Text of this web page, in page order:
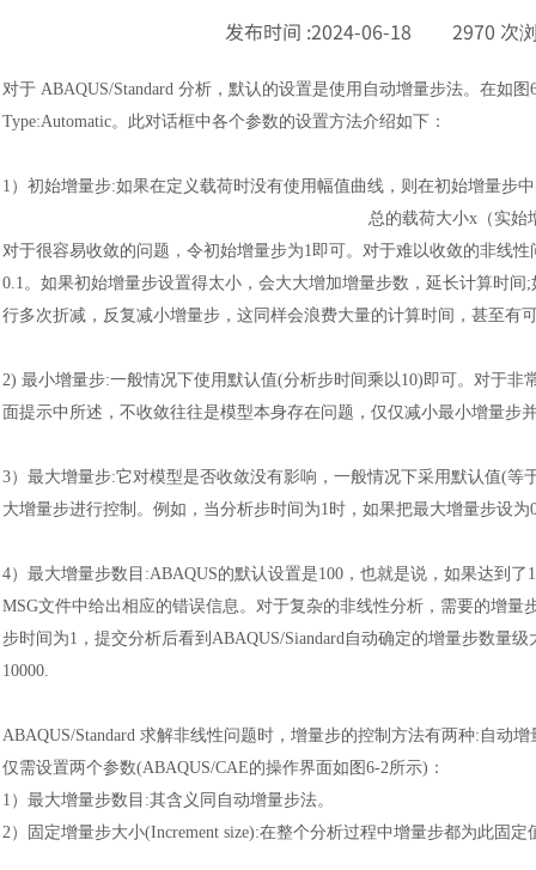
发布时间 :2024-06-18 2970 次
对于 ABAQUS/Standard 分析，默认的设置是使用自动增量步法。在如
Type:Automatic。此对话框中各个参数的设置方法介绍如下 ：
1） 初始增量步:如果在定义载荷时没有使用幅值曲线，则在初始增量步
总的载荷大小x （ 实始
对于很容易收敛的问题，令初始增量步为1即可。对于难以收敛的非线
0.1。如果初始增量步设置得太小，会大大增加增量步数，延长计算时
行多次折减，反复减小增量步，这同样会浪费大量的计算时间，甚至有
2) 最小增量步:一般情况下使用默认值(分析步时间乘以10)即可。对于
面提示中所述，不收敛往往是模型本身存在问题，仅仅减小最小增量步
3） 最大增量步:它对模型是否收敛没有影响，一般情况下采用默认值(
大增量步进行控制。例如，当分析步时间为1时，如果把最大增量步设
4） 最大增量步数目 :ABAQUS的默认设置是100，也就是说，如果达到
MSG文件中给出相应的错误信息。对于复杂的非线性分析，需要的增
步时间为1，提交分析后看到ABAQUS/Siandard自动确定的增量步数量
10000.
ABAQUS/Standard 求解非线性问题时，增量步的控制方法有两种:自动
仅需设置两个参数(ABAQUS/CAE的操作界面如图6-2所示) ：
1） 最大增量步数目 :其含义同自动增量步法。
2）
固定增量步大小(Increment size):在整个分析过程中增量步都为此固定